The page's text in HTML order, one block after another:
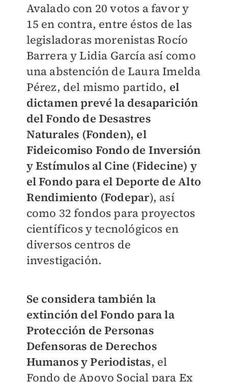
Avalado con 20 votos a favor y
15 en contra, entre éstos de las
legisladoras morenistas Rocío
Barrera y Lidia García así como
una abstención de Laura Imelda
Pérez, del mismo partido, el
dictamen prevé la desaparición
del Fondo de Desastres
Naturales (Fonden), el
Fideicomiso Fondo de Inversión
y Estímulos al Cine (Fidecine) y
el Fondo para el Deporte de Alto
Rendimiento (Fodepar), así
como 32 fondos para proyectos
científicos y tecnológicos en
diversos centros de
investigación.
Se considera también la
extinción del Fondo para la
Protección de Personas
Defensoras de Derechos
Humanos y Periodistas, el
Fondo de Apoyo Social para Ex